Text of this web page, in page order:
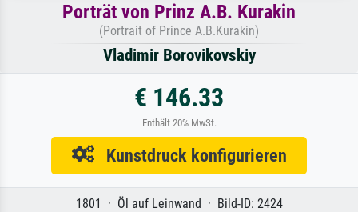
Porträt von Prinz A.B. Kurakin
(Portrait of Prince A.B.Kurakin)
Vladimir Borovikovskiy
€ 146.33
Enthält 20% MwSt.
Kunstdruck konfigurieren
1801 · Öl auf Leinwand · Bild-ID: 2424